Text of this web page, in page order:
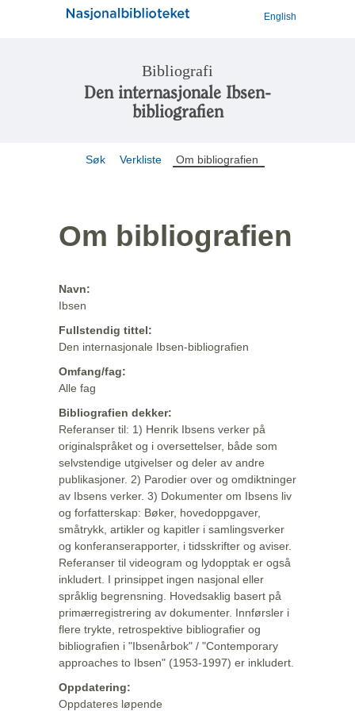
English
Bibliografi
Den internasjonale Ibsen-
bibliografien
Søk Verkliste Om bibliografien
Om bibliografien
Navn:
Ibsen
Fullstendig tittel:
Den internasjonale Ibsen-bibliografien
Omfang/fag:
Alle fag
Bibliografien dekker:
Referanser til: 1) Henrik Ibsens verker på
originalspråket og i oversettelser, både som
selvstendige utgivelser og deler av andre
publikasjoner. 2) Parodier over og omdiktninger
av Ibsens verker. 3) Dokumenter om Ibsens liv
og forfatterskap: Bøker, hovedoppgaver,
småtrykk, artikler og kapitler i samlingsverker
og konferanserapporter, i tidsskrifter og aviser.
Referanser til videogram og lydopptak er også
inkludert. I prinsippet ingen nasjonal eller
språklig begrensning. Hovedsaklig basert på
primærregistrering av dokumenter. Innførsler i
flere trykte, retrospektive bibliografier og
bibliografien i "Ibsenårbok" / "Contemporary
approaches to Ibsen" (1953-1997) er inkludert.
Oppdatering:
Oppdateres løpende